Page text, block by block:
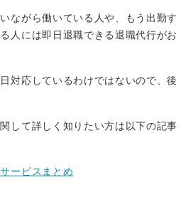
ながら働いている人や、もう出勤す
人には即日退職できる退職代行がお
対応しているわけではないので、後
して詳しく知りたい方は以下の記事
ービスまとめ